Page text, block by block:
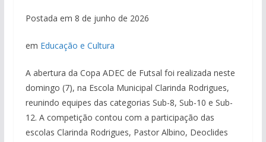
Postada em 8 de junho de 2026
em Educação e Cultura
A abertura da Copa ADEC de Futsal foi realizada neste
domingo (7), na Escola Municipal Clarinda Rodrigues,
reunindo equipes das categorias Sub-8, Sub-10 e Sub-
12. A competição contou com a participação das
escolas Clarinda Rodrigues, Pastor Albino, Deoclides